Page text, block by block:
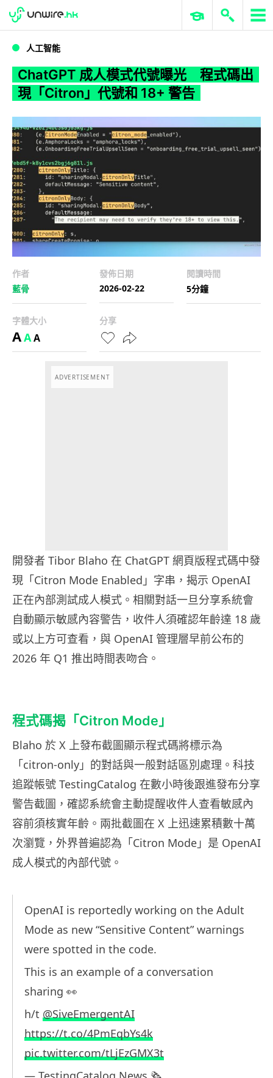
WWDC 2026 ERP 與商業 AI
人工智能
ChatGPT 成人模式代號曝光 程式碼出
現「Citron」代號和 18+ 警告
作者
藍骨
發佈日期
2026-02-22
閱讀時間
5分鐘
字體大小
AAA
分享
ADVERTISEMENT
開發者 Tibor Blaho 在 ChatGPT 網頁版程式碼中發
現「Citron Mode Enabled」字串，揭示 OpenAI
正在內部測試成人模式。相關對話一旦分享系統會
自動顯示敏感內容警告，收件人須確認年齡達 18 歲
或以上方可查看，與 OpenAI 管理層早前公布的
2026 年 Q1 推出時間表吻合。
程式碼揭「Citron Mode」
Blaho 於 X 上發布截圖顯示程式碼將標示為
「citron-only」的對話與一般對話區別處理。科技
追蹤帳號 TestingCatalog 在數小時後跟進發布分享
警告截圖，確認系統會主動提醒收件人查看敏感內
容前須核實年齡。兩批截圖在 X 上迅速累積數十萬
次瀏覽，外界普遍認為「Citron Mode」是 OpenAI
成人模式的內部代號。
OpenAI is reportedly working on the Adult
Mode as new “Sensitive Content” warnings
were spotted in the code.
This is an example of a conversation
sharing 👀
h/t @SiveEmergentAI
https://t.co/4PmEqbYs4k
pic.twitter.com/tLjEzGMX3t